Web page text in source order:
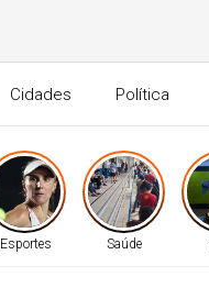
Cidades Política
Esportes Saúde